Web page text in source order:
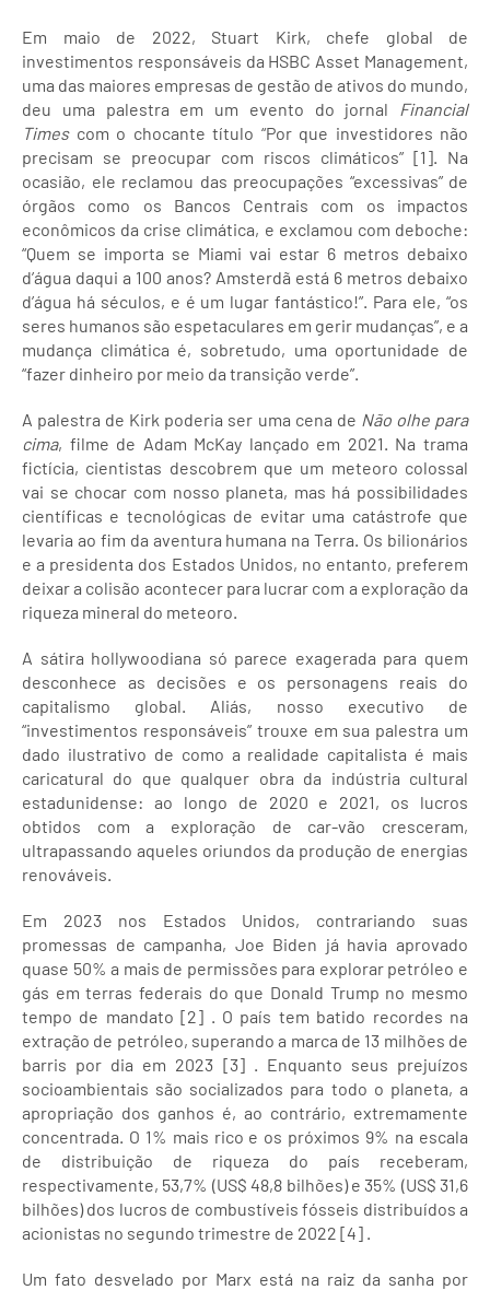
Em maio de 2022, Stuart Kirk, chefe global de
investimentos responsáveis da HSBC Asset Management,
uma das maiores empresas de gestão de ativos do mundo,
deu uma palestra em um evento do jornal
Financial
Timescom o chocante título “Por que investidores não
precisam se preocupar com riscos climáticos” [1]. Na
ocasião, ele reclamou das preocupações “excessivas” de
órgãos como os Bancos Centrais com os impactos
econômicos da crise climática, e exclamou com deboche:
“Quem se importa se Miami vai estar 6 metros debaixo
d’água daqui a 100 anos? Amsterdã está 6 metros debaixo
d’água há séculos, e é um lugar fantástico!”. Para ele, “os
seres humanos são espetaculares em gerir mudanças”, e a
mudança climática é, sobretudo, uma oportunidade de
“fazer dinheiro por meio da transição verde”.
A palestra de Kirk poderia ser uma cena de Não olhe para
cima, filme de Adam McKay lançado em 2021. Na trama
fictícia, cientistas descobrem que um meteoro colossal
vai se chocar com nosso planeta, mas há possibilidades
científicas e tecnológicas de evitar uma catástrofe que
levaria ao fim da aventura humana na Terra. Os bilionários
e a presidenta dos Estados Unidos, no entanto, preferem
deixar a colisão acontecer para lucrar com a exploração da
riqueza mineral do meteoro.
A sátira hollywoodiana só parece exagerada para quem
desconhece as decisões e os personagens reais do
capitalismo global. Aliás, nosso executivo de
“investimentos responsáveis” trouxe em sua palestra um
dado ilustrativo de como a realidade capitalista é mais
caricatural do que qualquer obra da indústria cultural
estadunidense: ao longo de 2020 e 2021, os lucros
obtidos com a exploração de car-vão cresceram,
ultrapassando aqueles oriundos da produção de energias
renováveis.
Em 2023 nos Estados Unidos, contrariando suas
promessas de campanha, Joe Biden já havia aprovado
quase 50% a mais de permissões para explorar petróleo e
gás em terras federais do que Donald Trump no mesmo
tempo de mandato [2] . O país tem batido recordes na
extração de petróleo, superando a marca de 13 milhões de
barris por dia em 2023 [3] . Enquanto seus prejuízos
socioambientais são socializados para todo o planeta, a
apropriação dos ganhos é, ao contrário, extremamente
concentrada. O 1% mais rico e os próximos 9% na escala
de distribuição de riqueza do país receberam,
respectivamente, 53,7% (US$ 48,8 bilhões) e 35% (US$ 31,6
bilhões) dos lucros de combustíveis fósseis distribuídos a
acionistas no segundo trimestre de 2022 [4] .
Um fato desvelado por Marx está na raiz da sanha por